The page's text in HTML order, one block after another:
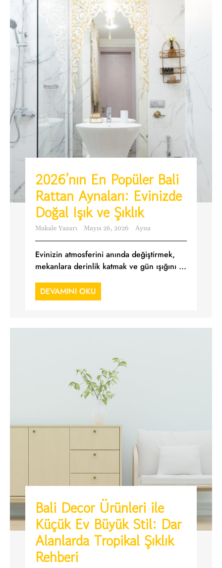
2026’nın En Popüler Bali
Rattan Aynaları: Evinizde
Doğal Işık ve Şıklık
Makale Yazarı Mayıs 26, 2026 Ayna
Evinizin atmosferini anında değiştirmek,
mekanlara derinlik katmak ve gün ışığını ...
DEVAMINI OKU
Bali Decor Ürünleri ile
Küçük Ev Büyük Stil: Dar
Alanlarda Tropikal Şıklık
Rehberi